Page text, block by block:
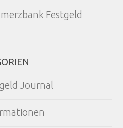
Festgeld
Journal